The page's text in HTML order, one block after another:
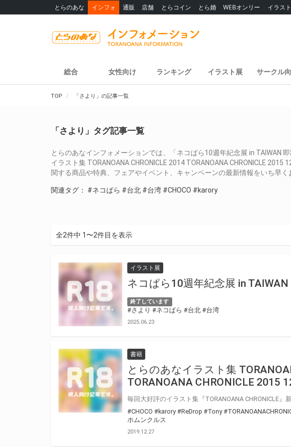
とらのあな インフォ 通販 店舗 とらコイン とら婚 WEBオンリー イラス
総合 女性向け ランキング イラスト展 サークル
TOP 「さより」の記事一覧
「さより」タグ記事一覧
とらのあなインフォメーションでは、「ネコぱら10週年紀念展 in TAIWAN
イラスト集 TORANOANA CHRONICLE 2014 TORANOANA CHRONICLE
関する商品や特典、フェアやイベント、キャンペーンの最新情報をいち早く
関連タグ： #ネコぱら #台北 #台湾 #CHOCO #karory
全2件中 1〜2件目を表示
イラスト展
ネコぱら10週年紀念展 in TAIWAN
終了しています
#さより #ネコぱら #台北 #台湾
2025.06.23
書籍
とらのあなイラスト集
TORANOANA CHRONICLE 2015
#CHOCO #karory #ReDrop #Tony
ホムンクルス
2019.12.27